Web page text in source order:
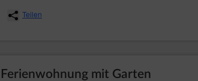
Teilen
Ferienwohnung mit Garten